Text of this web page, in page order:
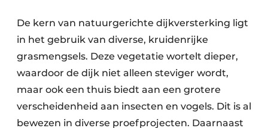
De kern van natuurgerichte dijkversterking ligt
in het gebruik van diverse, kruidenrijke
grasmengsels. Deze vegetatie wortelt dieper,
waardoor de dijk niet alleen steviger wordt,
maar ook een thuis biedt aan een grotere
verscheidenheid aan insecten en vogels. Dit is al
bewezen in diverse proefprojecten. Daarnaast